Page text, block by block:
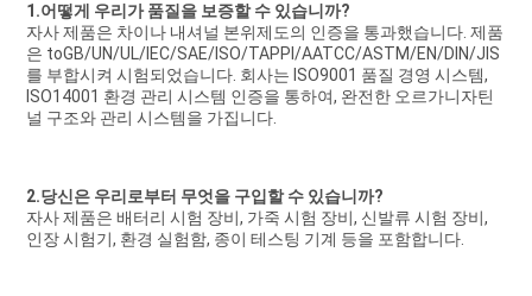
1.어떻게 우리가 품질을 보증할 수 있습니까?
자사 제품은 차이나 내셔널 본위제도의 인증을 통과했습니다. 제품
은 toGB/UN/UL/IEC/SAE/ISO/TAPPI/AATCC/ASTM/EN/DIN/JIS
를 부합시켜 시험되었습니다. 회사는 ISO9001 품질 경영 시스템,
ISO14001 환경 관리 시스템 인증을 통하여, 완전한 오르가니자틴
널 구조와 관리 시스템을 가집니다.
2.당신은 우리로부터 무엇을 구입할 수 있습니까?
자사 제품은 배터리 시험 장비, 가죽 시험 장비, 신발류 시험 장비,
인장 시험기, 환경 실험함, 종이 테스팅 기계 등을 포함합니다.